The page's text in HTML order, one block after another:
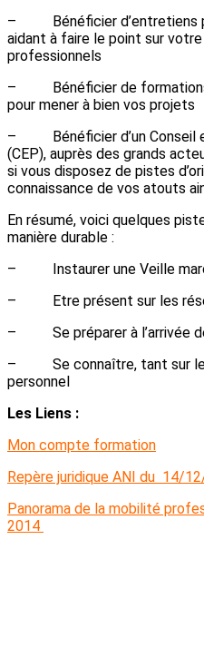
– Bénéficier d’entretiens
aidant à faire le point sur
professionnels
– Bénéficier de formations
pour mener à bien vos projets
– Bénéficier d’un Conseil
(CEP), auprès des grands
si vous disposez de pistes
connaissance de vos atouts
En résumé, voici quelques
manière durable :
– Instaurer une Veille
– Etre présent sur les
– Se préparer à l’arrivée
– Se connaître, tant sur le
personnel
Les Liens :
Mon compte formation
Repère juridique ANI du 14/
Panorama de la mobilité
2014